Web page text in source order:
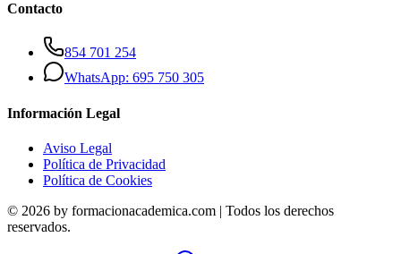
Contacto
854 701 254
WhatsApp: 695 750 305
Información Legal
Aviso Legal
Política de Privacidad
Política de Cookies
© 2026 by formacionacademica.com | Todos los derechos
reservados.